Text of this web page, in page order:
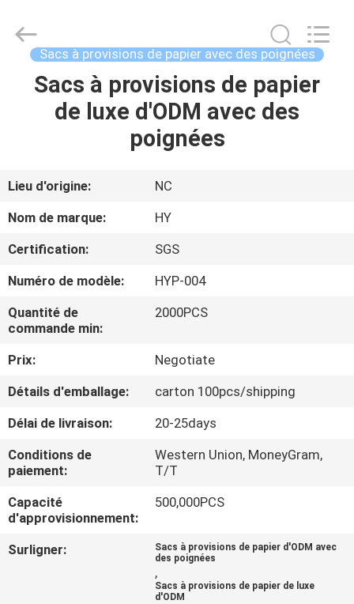
PRODUITS
À
DE
NOUS
VISITE
DE
L'USINE
CONTRÔLE
DE
LA
QUALITÉ
CMYK
Fournisseur.
Copyright
Rights
Sacs à provisions de papier avec des poignées
Sacs à provisions de papier
de luxe d'ODM avec des
poignées
Lieu d'origine:
NC
Nom de marque:
HY
Certification:
SGS
Numéro de modèle:
HYP-004
Quantité de
commande min:
2000PCS
Prix:
Negotiate
Détails d'emballage:
carton 100pcs/shipping
Délai de livraison:
20-25days
Conditions de
paiement:
Western Union, MoneyGram,
T/T
Capacité
d'approvisionnement:
500,000PCS
Surligner:
Sacs à provisions de papier d'ODM avec
des poignées
,
Sacs à provisions de papier de luxe
d'ODM